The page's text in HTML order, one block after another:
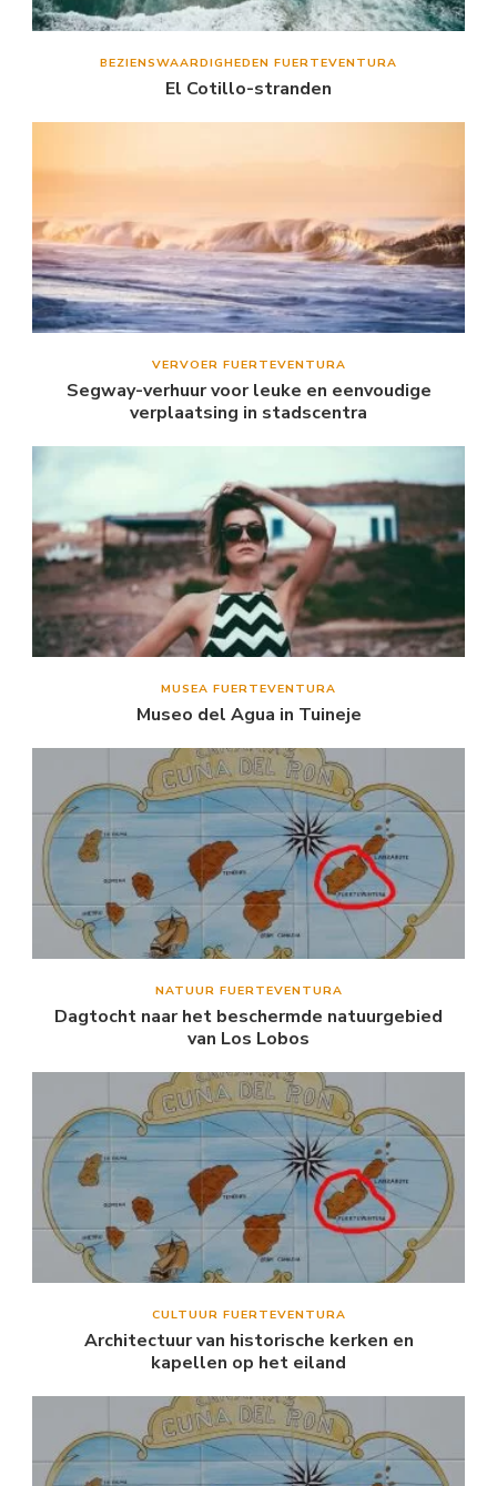
BEZIENSWAARDIGHEDEN FUERTEVENTURA
El Cotillo-stranden
VERVOER FUERTEVENTURA
Segway-verhuur voor leuke en eenvoudige
verplaatsing in stadscentra
MUSEA FUERTEVENTURA
Museo del Agua in Tuineje
NATUUR FUERTEVENTURA
Dagtocht naar het beschermde natuurgebied
van Los Lobos
CULTUUR FUERTEVENTURA
Architectuur van historische kerken en
kapellen op het eiland